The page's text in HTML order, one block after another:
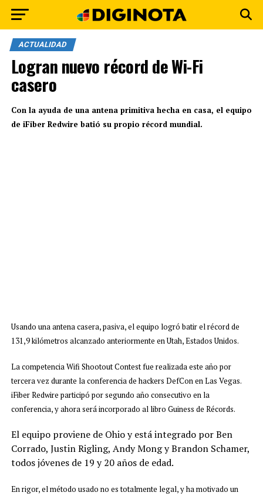
ACTUALIDAD
Logran nuevo récord de Wi-Fi
casero
Con la ayuda de una antena primitiva hecha en casa, el equipo
de iFiber Redwire batió su propio récord mundial.
Usando una antena casera, pasiva, el equipo logró batir el récord de
131,9 kilómetros alcanzado anteriormente en Utah, Estados Unidos.
La competencia Wifi Shootout Contest fue realizada este año por
tercera vez durante la conferencia de hackers DefCon en Las Vegas.
iFiber Redwire participó por segundo año consecutivo en la
conferencia, y ahora será incorporado al libro Guiness de Récords.
El equipo proviene de Ohio y está integrado por Ben
Corrado, Justin Rigling, Andy Mong y Brandon Schamer,
todos jóvenes de 19 y 20 años de edad.
En rigor, el método usado no es totalmente legal, y ha motivado un